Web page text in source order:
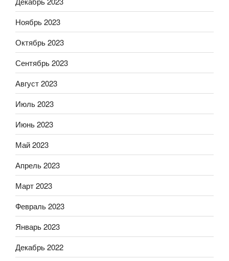
Ноябрь 2023
Октябрь 2023
Сентябрь 2023
Август 2023
Июль 2023
Июнь 2023
Май 2023
Апрель 2023
Март 2023
Февраль 2023
Январь 2023
Декабрь 2022